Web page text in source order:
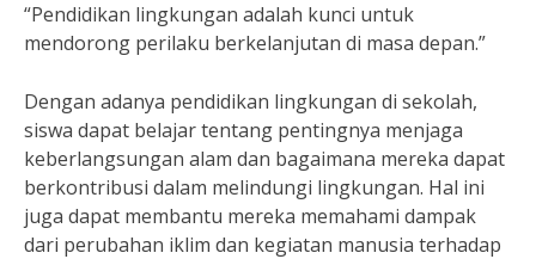
“Pendidikan lingkungan adalah kunci untuk
mendorong perilaku berkelanjutan di masa depan.”
Dengan adanya pendidikan lingkungan di sekolah,
siswa dapat belajar tentang pentingnya menjaga
keberlangsungan alam dan bagaimana mereka dapat
berkontribusi dalam melindungi lingkungan. Hal ini
juga dapat membantu mereka memahami dampak
dari perubahan iklim dan kegiatan manusia terhadap